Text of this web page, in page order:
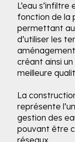
L’eau
fonction de la
permettant
d’utiliser les
créant ainsi
meilleure
La
représente
gestion des
pouvant être